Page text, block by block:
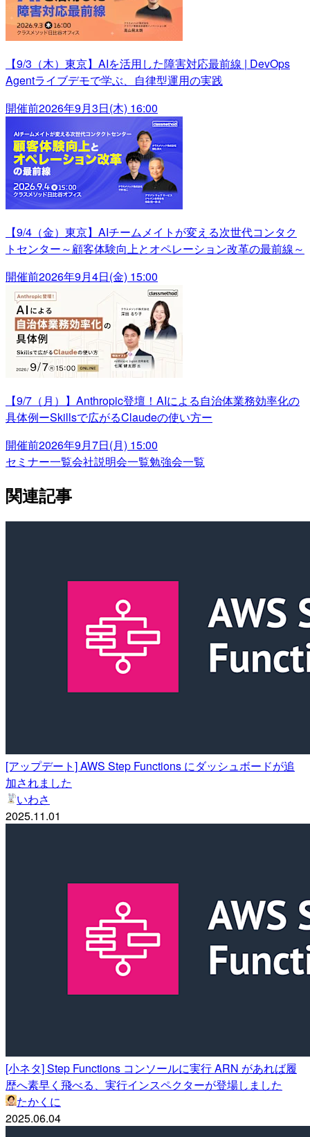
【9/3（木）東京】AIを活用した障害対応最前線 | DevOps
Agentライブデモで学ぶ、自律型運用の実践
開催前2026年9月3日(木) 16:00
【9/4（金）東京】AIチームメイトが変える次世代コンタク
トセンター～顧客体験向上とオペレーション改革の最前線～
開催前2026年9月4日(金) 15:00
【9/7（月）】Anthropic登壇！AIによる自治体業務効率化の
具体例ーSkillsで広がるClaudeの使い方ー
開催前2026年9月7日(月) 15:00
セミナー一覧会社説明会一覧勉強会一覧
関連記事
[アップデート] AWS Step Functions にダッシュボードが追
加されました
いわさ
2025.11.01
[小ネタ] Step Functions コンソールに実行 ARN があれば履
歴へ素早く飛べる、実行インスペクターが登場しました
たかくに
2025.06.04